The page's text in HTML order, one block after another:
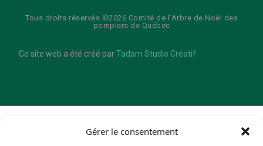
Gérer le consentement
Tous droits réservés ©2026 Comité de l’Arbre de Noël des
pompiers de Québec
Ce site web a été créé parTadam Studio Créatif